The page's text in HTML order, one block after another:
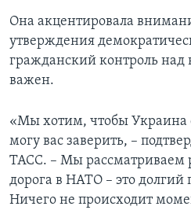
Она акцентировала
утверждения
гражданский контроль
важен.
«Мы хотим, чтобы Украина
могу вас заверить, –
ТАСС. – Мы рассматриваем
дорога в НАТО – это долгий
Ничего не происходит